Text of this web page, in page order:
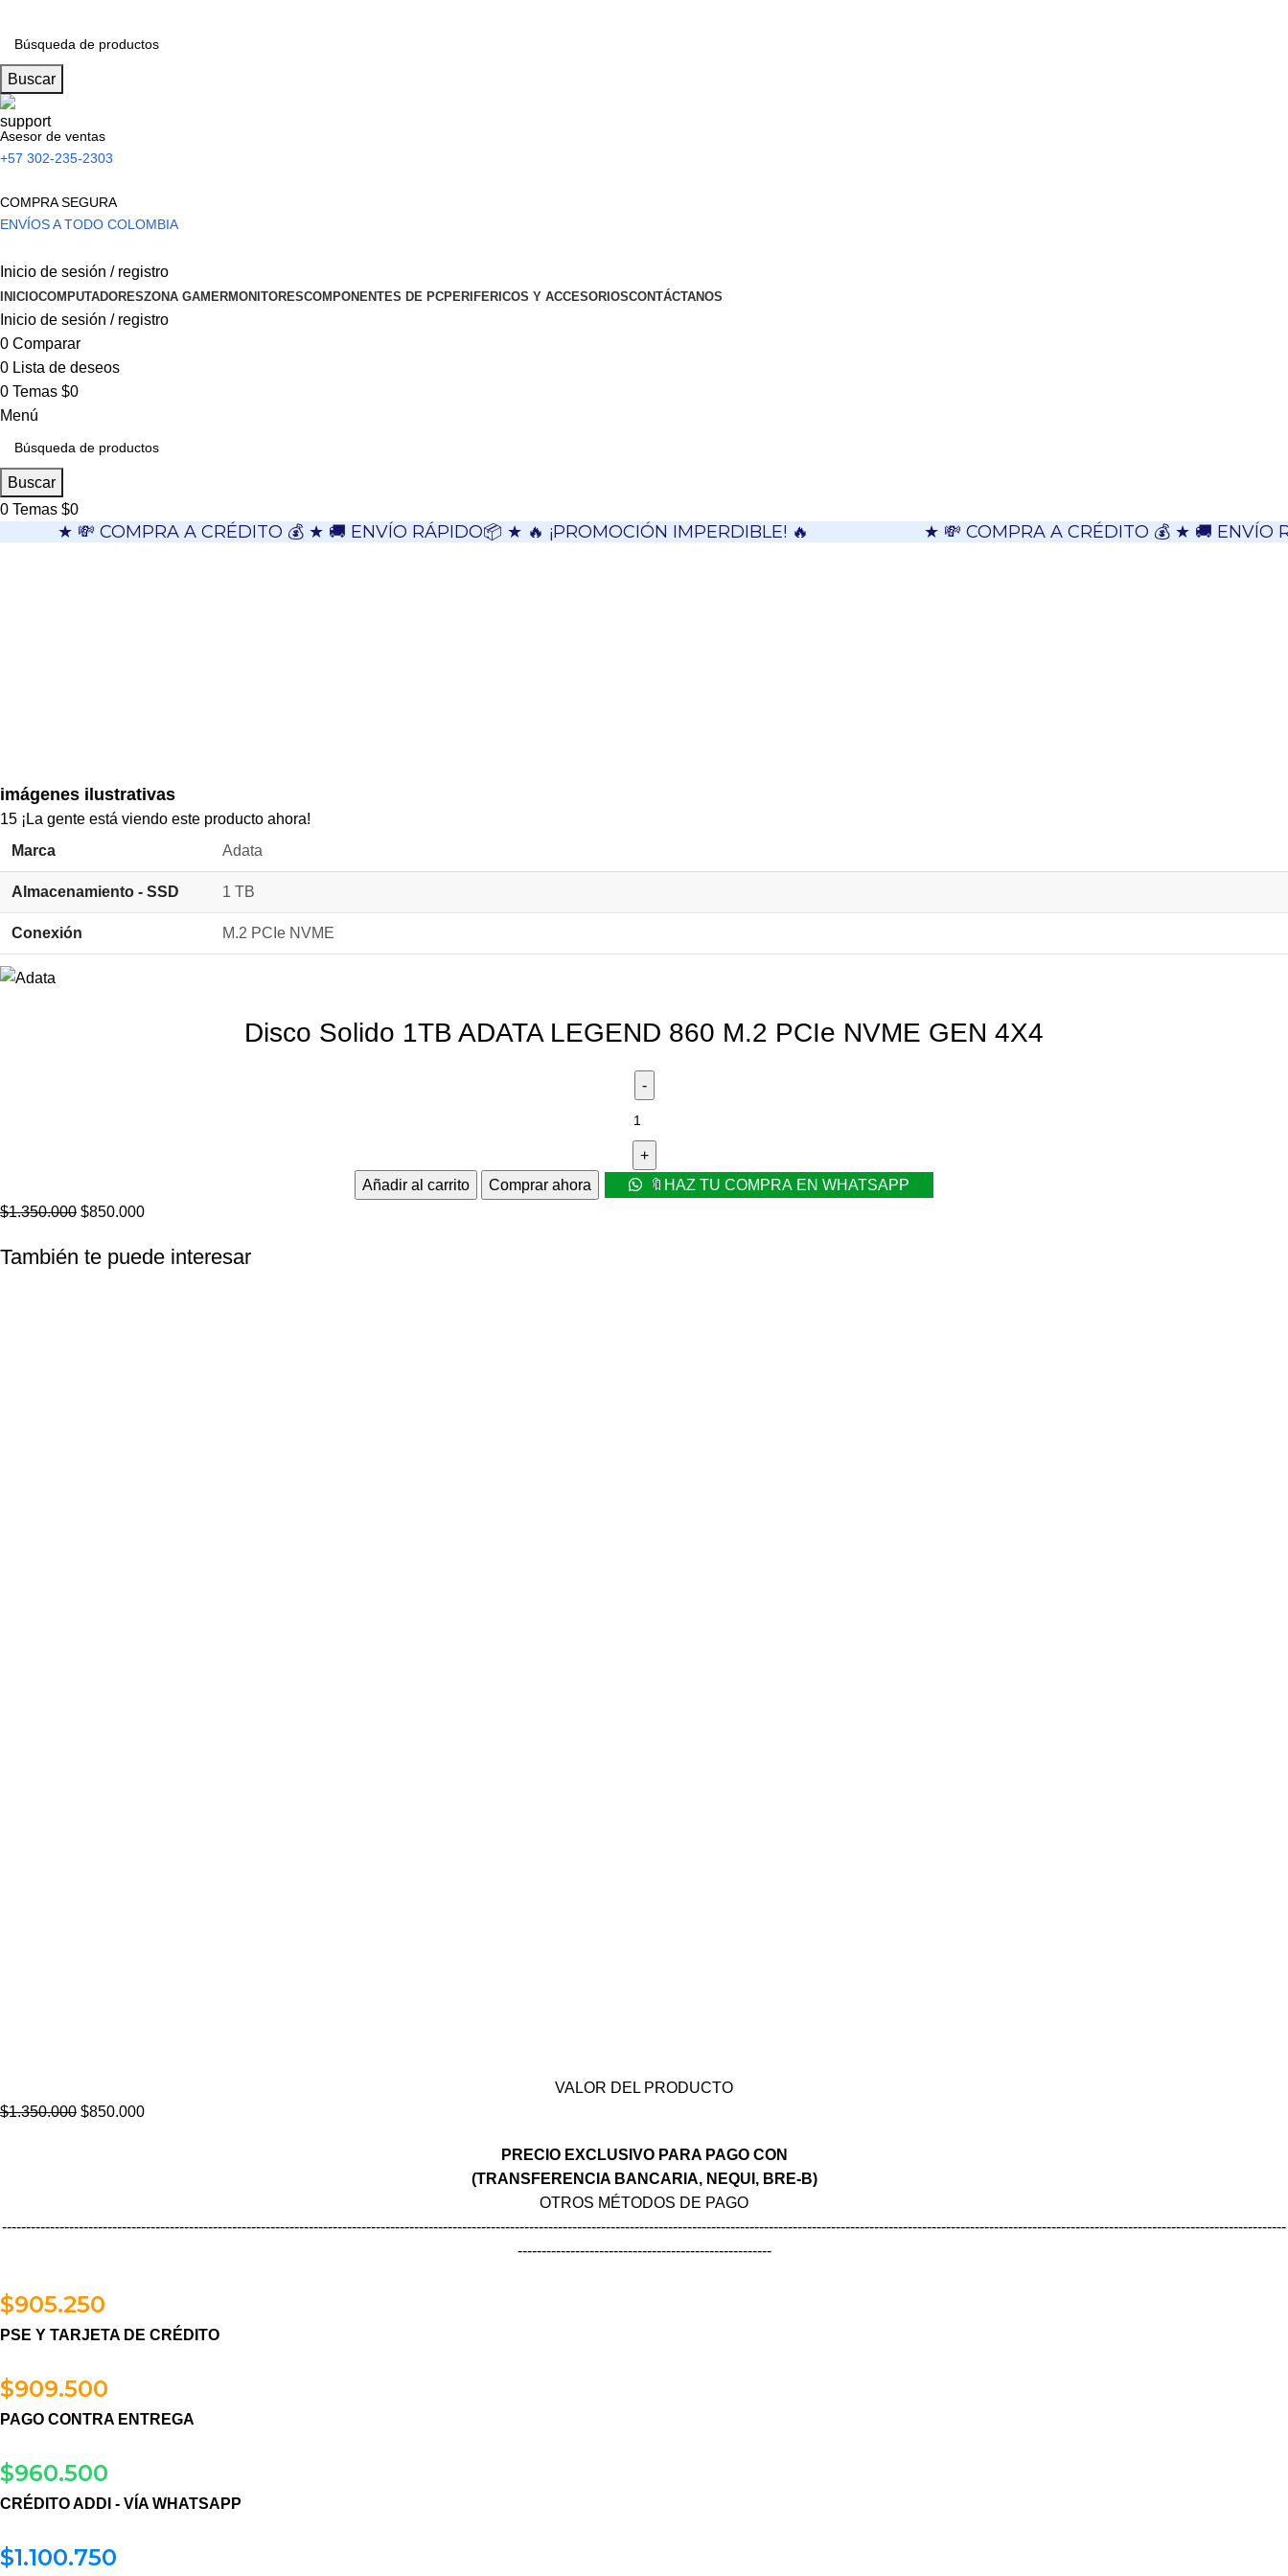
Buscar
Asesor de ventas
+57 302-235-2303
COMPRA SEGURA
ENVÍOS A TODO COLOMBIA
Inicio de sesión / registro
INICIOCOMPUTADORESZONA GAMERMONITORESCOMPONENTES DE PCPERIFERICOS Y ACCESORIOSCONTÁCTANOS
Inicio de sesión / registro
0 Comparar
0 Lista de deseos
0 Temas $0
Menú
Buscar
0 Temas $0
★ 💸 COMPRA A CRÉDITO 💰 ★ 🚚 ENVÍO RÁPIDO📦 ★ 🔥 ¡PROMOCIÓN IMPERDIBLE! 🔥 ★ 💸 COMPRA A CRÉDITO 💰 ★ 🚚 ENVÍO
imágenes ilustrativas
15 ¡La gente está viendo este producto ahora!
Marca
Adata
Almacenamiento - SSD 1 TB
Conexión M.2 PCIe NVME
Disco Solido 1TB ADATA LEGEND 860 M.2 PCIe NVME GEN 4X4
Añadir al carrito Comprar ahora
🔖HAZ TU COMPRA EN WHATSAPP
$1.350.000 $850.000
También te puede interesar
VALOR DEL PRODUCTO
$1.350.000 $850.000
PRECIO EXCLUSIVO PARA PAGO CON
(TRANSFERENCIA BANCARIA, NEQUI, BRE-B)
OTROS MÉTODOS DE PAGO
----------------------------------------------------------------------------------------------------------------------------------------------------------------------------------------------------------------------------------------------------------------------------
-----------------------------------------------------
$905.250
PSE Y TARJETA DE CRÉDITO
$909.500
PAGO CONTRA ENTREGA
$960.500
CRÉDITO ADDI - VÍA WHATSAPP
$1.100.750